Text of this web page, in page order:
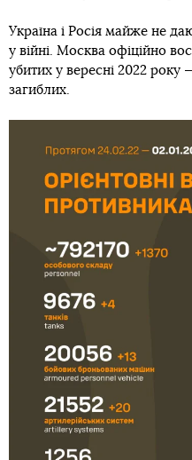
Україна і Росія майже не
у війні. Москва офіційно
убитих у вересні 2022 року
загиблих.